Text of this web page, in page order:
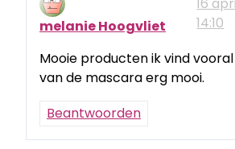
melanie Hoogvliet
14:10
Mooie producten ik vind
van de mascara erg mooi.
Beantwoorden